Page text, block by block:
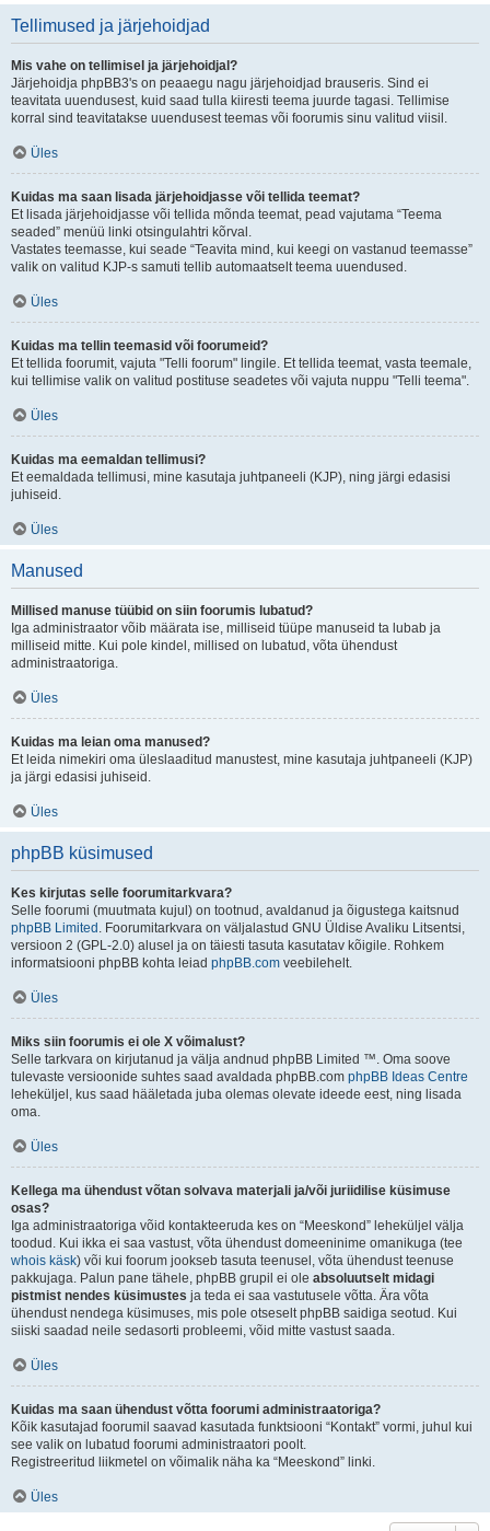
Tellimused ja järjehoidjad
Mis vahe on tellimisel ja järjehoidjal?
Järjehoidja phpBB3's on peaaegu nagu järjehoidjad brauseris. Sind ei
teavitata uuendusest, kuid saad tulla kiiresti teema juurde tagasi. Tellimise
korral sind teavitatakse uuendusest teemas või foorumis sinu valitud viisil.
Üles
Kuidas ma saan lisada järjehoidjasse või tellida teemat?
Et lisada järjehoidjasse või tellida mõnda teemat, pead vajutama “Teema
seaded” menüü linki otsingulahtri kõrval.
Vastates teemasse, kui seade “Teavita mind, kui keegi on vastanud teemasse”
valik on valitud KJP-s samuti tellib automaatselt teema uuendused.
Üles
Kuidas ma tellin teemasid või foorumeid?
Et tellida foorumit, vajuta "Telli foorum" lingile. Et tellida teemat, vasta teemale,
kui tellimise valik on valitud postituse seadetes või vajuta nuppu "Telli teema".
Üles
Kuidas ma eemaldan tellimusi?
Et eemaldada tellimusi, mine kasutaja juhtpaneeli (KJP), ning järgi edasisi
juhiseid.
Üles
Manused
Millised manuse tüübid on siin foorumis lubatud?
Iga administraator võib määrata ise, milliseid tüüpe manuseid ta lubab ja
milliseid mitte. Kui pole kindel, millised on lubatud, võta ühendust
administraatoriga.
Üles
Kuidas ma leian oma manused?
Et leida nimekiri oma üleslaaditud manustest, mine kasutaja juhtpaneeli (KJP)
ja järgi edasisi juhiseid.
Üles
phpBB küsimused
Kes kirjutas selle foorumitarkvara?
Selle foorumi (muutmata kujul) on tootnud, avaldanud ja õigustega kaitsnud
phpBB Limited . Foorumitarkvara on väljalastud GNU Üldise Avaliku Litsentsi,
versioon 2 (GPL-2.0) alusel ja on täiesti tasuta kasutatav kõigile. Rohkem
informatsiooni phpBB kohta leiad phpBB.com veebilehelt.
Üles
Miks siin foorumis ei ole X võimalust?
Selle tarkvara on kirjutanud ja välja andnud phpBB Limited ™. Oma soove
tulevaste versioonide suhtes saad avaldada phpBB.com phpBB Ideas Centre
leheküljel, kus saad hääletada juba olemas olevate ideede eest, ning lisada
oma.
Üles
Kellega ma ühendust võtan solvava materjali ja/või juriidilise küsimuse
osas?
Iga administraatoriga võid kontakteeruda kes on “Meeskond” leheküljel välja
toodud. Kui ikka ei saa vastust, võta ühendust domeeninime omanikuga (tee
whois käsk) või kui foorum jookseb tasuta teenusel, võta ühendust teenuse
pakkujaga. Palun pane tähele, phpBB grupil ei ole absoluutselt midagi
pistmist nendes küsimustes ja teda ei saa vastutusele võtta. Ära võta
ühendust nendega küsimuses, mis pole otseselt phpBB saidiga seotud. Kui
siiski saadad neile sedasorti probleemi, võid mitte vastust saada.
Üles
Kuidas ma saan ühendust võtta foorumi administraatoriga?
Kõik kasutajad foorumil saavad kasutada funktsiooni “Kontakt” vormi, juhul kui
see valik on lubatud foorumi administraatori poolt.
Registreeritud liikmetel on võimalik näha ka “Meeskond” linki.
Üles